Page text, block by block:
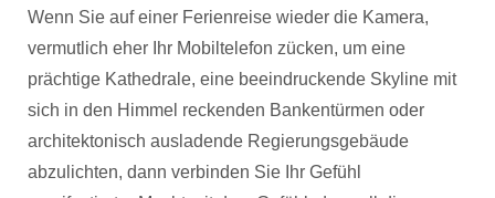
Wenn Sie auf einer Ferienreise wieder die Kamera,
vermutlich eher Ihr Mobiltelefon zücken, um eine
prächtige Kathedrale, eine beeindruckende Skyline mit
sich in den Himmel reckenden Bankentürmen oder
architektonisch ausladende Regierungsgebäude
abzulichten, dann verbinden Sie Ihr Gefühl